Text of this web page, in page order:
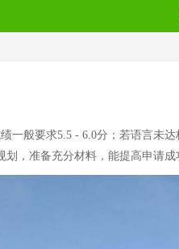
一般要求5.5 - 6.0分；若语言
，准备充分材料，能提高申请